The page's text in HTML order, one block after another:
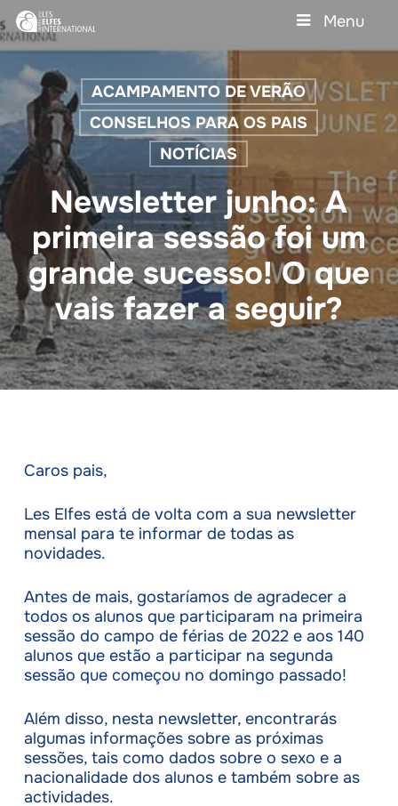
Skip
to
main
content
Menu
ACAMPAMENTO DE VERÃO
CONSELHOS PARA OS PAIS
NOTÍCIAS
Newsletter junho: A
primeira sessão foi um
grande sucesso! O que
vais fazer a seguir?
Caros pais,
Les Elfes está de volta com a sua newsletter
mensal para te informar de todas as
novidades.
Antes de mais, gostaríamos de agradecer a
todos os alunos que participaram na primeira
sessão do campo de férias de 2022 e aos 140
alunos que estão a participar na segunda
sessão que começou no domingo passado!
Além disso, nesta newsletter, encontrarás
algumas informações sobre as próximas
sessões, tais como dados sobre o sexo e a
nacionalidade dos alunos e também sobre as
actividades.
Close